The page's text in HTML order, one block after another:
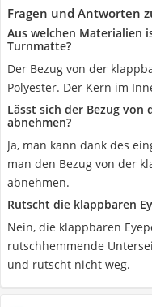
Fragen und Antworten
Aus welchen Materialien
Turnmatte?
Der Bezug von der
Polyester. Der Kern im
Lässt sich der Bezug
abnehmen?
Ja, man kann dank des
man den Bezug von der
abnehmen.
Rutscht die klappbaren
Nein, die klappbaren
rutschhemmende
und rutscht nicht weg.